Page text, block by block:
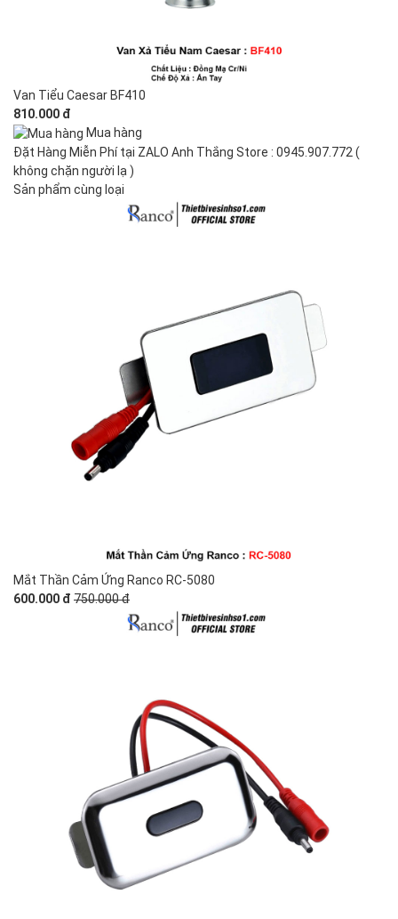
Van Tiểu Caesar BF410
810.000 đ
Mua hàng
Đặt Hàng Miễn Phí tại ZALO Anh Thắng Store : 0945.907.772 (
không chặn người lạ )
Sản phẩm cùng loại
Mắt Thần Cảm Ứng Ranco RC-5080
600.000 đ 750.000 đ